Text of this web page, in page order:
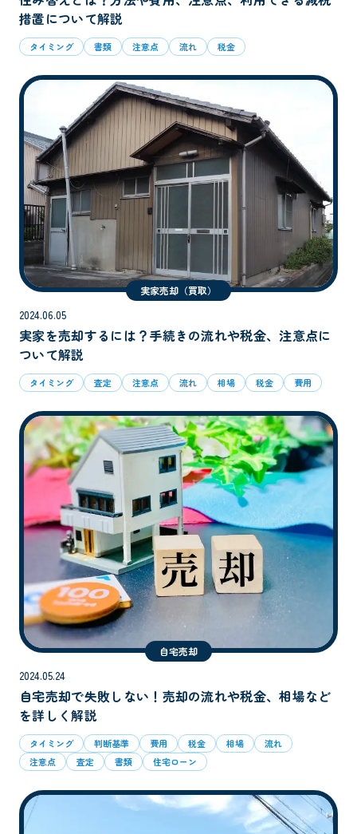
措置について解説
タイミング 書類 注意点 流れ 税金
実家売却（買取）
2024.06.05
実家を売却するには？手続きの流れや税金、注意点に
ついて解説
タイミング 査定 注意点 流れ 相場 税金 費用
自宅売却
2024.05.24
自宅売却で失敗しない！売却の流れや税金、相場など
を詳しく解説
タイミング 判断基準 費用 税金 相場
流れ
注意点
査定 書類 住宅ローン